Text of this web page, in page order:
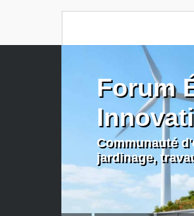
Forum
Communauté
jardinage,